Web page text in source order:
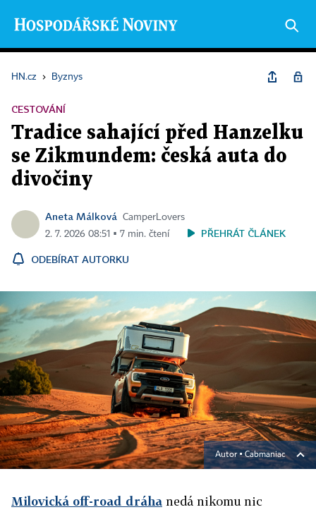
HN.cz › Byznys
CESTOVÁNÍ
Tradice sahající před Hanzelku
se Zikmundem: česká auta do
divočiny
Aneta Málková
CamperLovers
2. 7. 2026 08:51 ▪ 7 min. čtení
PŘEHRÁT ČLÁNEK
ODEBÍRAT AUTORKU
Autor ▪Cabmaniac
Milovická off-road dráha nedá nikomu nic